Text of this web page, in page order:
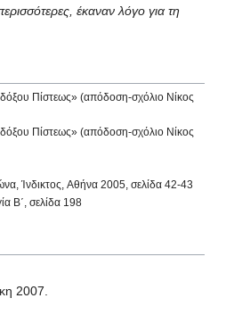
έκαναν λόγο για τη
Πίστεως» (απόδοση-σχόλιο Νίκος
Πίστεως» (απόδοση-σχόλιο Νίκος
Ίνδικτος, Αθήνα 2005, σελίδα 42-43
Β΄, σελίδα 198
2007.